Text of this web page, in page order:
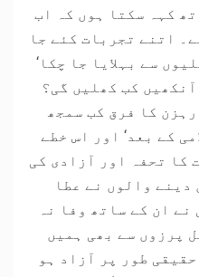
کہہ سکتا ہوں کہ اب
اتنے تجربات کئے جا
سے بہلایا جا چکا‘
کب کھلیں گی؟
کا فرق کب سمجھ
کے بعد‘ اور اس خطے
کا تحفہ اور آزادی کی
دینے والوں نے عطا
نے ان کے ساتھ وفا نہ
پرزوں سے بھی ہمیں
طور پر آزاد ہو